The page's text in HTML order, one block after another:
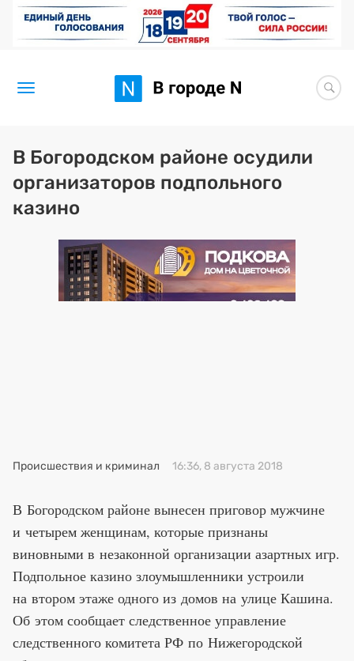
Новости
Статьи
BORЩ
Искусство исцелять
В Богородском районе осудили
организаторов подпольного
казино
Происшествия и криминал 16:36, 8 августа 2018
В Богородском районе вынесен приговор мужчине
и четырем женщинам, которые признаны
виновными в незаконной организации азартных игр.
Подпольное казино злоумышленники устроили
на втором этаже одного из домов на улице Кашина.
Об этом сообщает следственное управление
следственного комитета РФ по Нижегородской